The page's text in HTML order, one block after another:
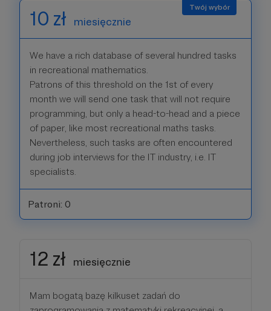
10 zł miesięcznie
We have a rich database of several hundred tasks
in recreational mathematics.
Patrons of this threshold on the 1st of every
month we will send one task that will not require
programming, but only a head-to-head and a piece
of paper, like most recreational maths tasks.
Nevertheless, such tasks are often encountered
during job interviews for the IT industry, i.e. IT
specialists.
Patroni: 0
12 zł miesięcznie
Mam bogatą bazę kilkuset zadań do